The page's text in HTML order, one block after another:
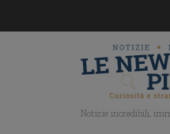
Notizie incredibili,